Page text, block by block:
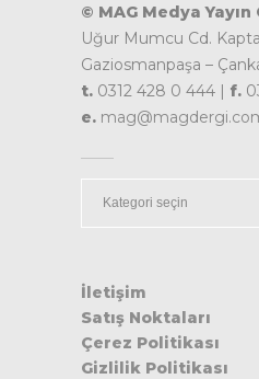
© MAG Medya Yayın
Uğur Mumcu Cd.
Gaziosmanpaşa –
t. 0312 428 0 444 | f.
e.
İletişim
Satış Noktaları
Çerez Politikası
Gizlilik Politikası